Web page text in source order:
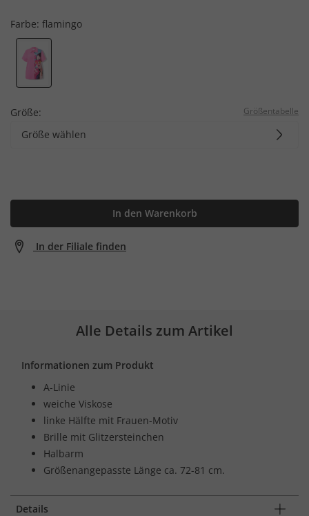
Farbe: flamingo
Größe: Größentabelle
Größe wählen
In den Warenkorb
In der Filiale finden
Alle Details zum Artikel
Informationen zum Produkt
A-Linie
weiche Viskose
linke Hälfte mit Frauen-Motiv
Brille mit Glitzersteinchen
Halbarm
Größenangepasste Länge ca. 72-81 cm.
Details